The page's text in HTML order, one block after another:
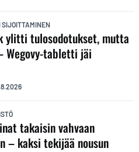
ylitti tulosodotukset, mutta
Wegovy-tabletti jäi
takaisin vahvaan
– kaksi tekijää nousun